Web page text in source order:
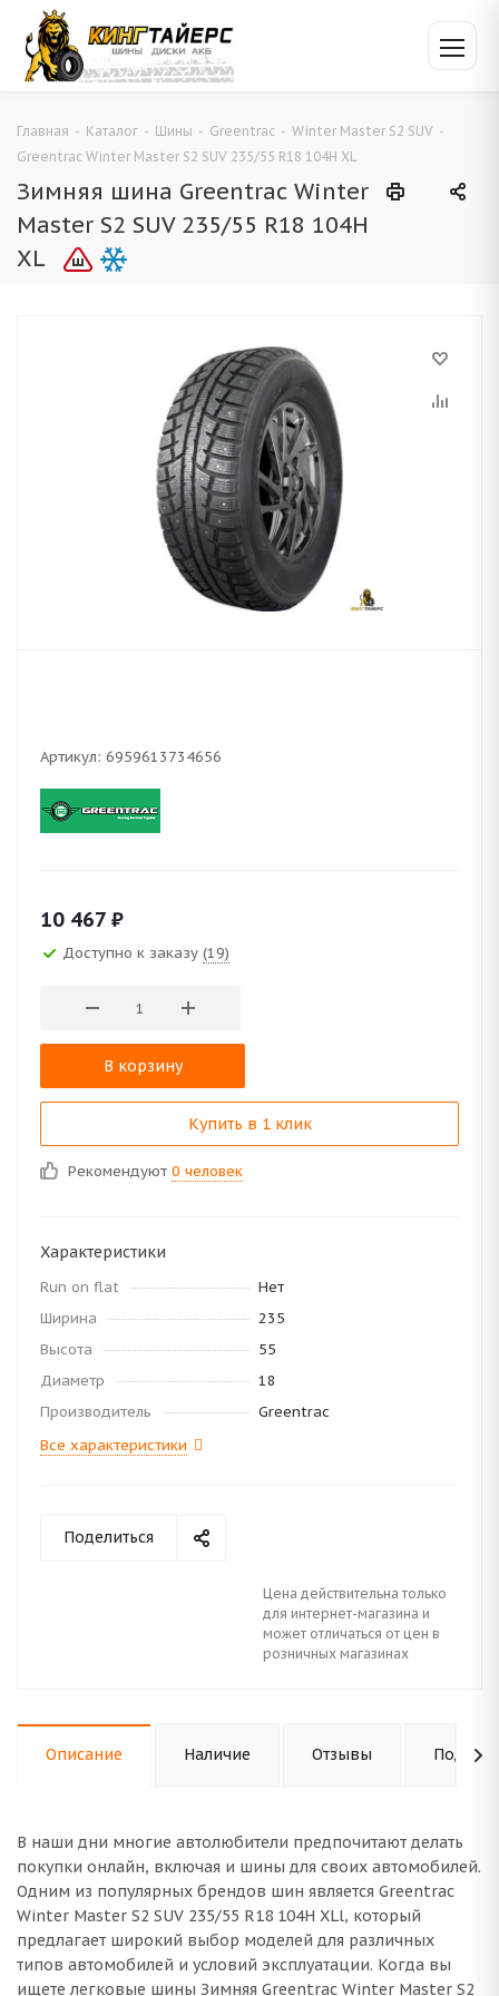
Главная - Каталог - Шины - Greentrac - Winter Master S2 SUV -
Greentrac Winter Master S2 SUV 235/55 R18 104H XL
Зимняя шина Greentrac Winter
Master S2 SUV 235/55 R18 104H
XL
Артикул: 6959613734656
10 467 ₽
Доступно к заказу (19)
В корзину
Купить в 1 клик
Рекомендуют 0 человек
Характеристики
Run on flat
Нет
Ширина
235
Высота
55
Диаметр
18
Производитель
Greentrac
Все характеристики
Поделиться
Цена действительна только
для интернет-магазина и
может отличаться от цен в
розничных магазинах
Описание Наличие Отзывы
В наши дни многие автолюбители предпочитают делать
покупки онлайн, включая и шины для своих автомобилей.
Одним из популярных брендов шин является Greentrac
Winter Master S2 SUV 235/55 R18 104H XLl, который
предлагает широкий выбор моделей для различных
типов автомобилей и условий эксплуатации. Когда вы
ищете легковые шины Зимняя Greentrac Winter Master S2